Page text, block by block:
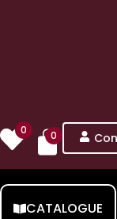
0 0
CATALOGUE